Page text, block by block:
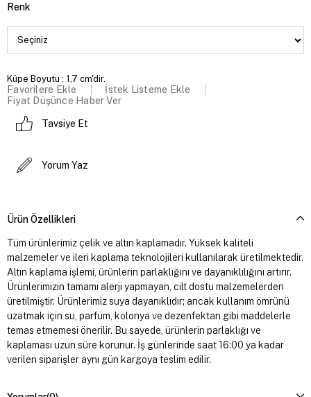
Renk
Küpe Boyutu : 1,7 cm'dir.
Favorilere Ekle
İstek Listeme Ekle
Fiyat Düşünce Haber Ver
Tavsiye Et
Yorum Yaz
Ürün Özellikleri
Tüm ürünlerimiz çelik ve altın kaplamadır. Yüksek kaliteli
malzemeler ve ileri kaplama teknolojileri kullanılarak üretilmektedir.
Altın kaplama işlemi, ürünlerin parlaklığını ve dayanıklılığını artırır.
Ürünlerimizin tamamı alerji yapmayan, cilt dostu malzemelerden
üretilmiştir. Ürünlerimiz suya dayanıklıdır; ancak kullanım ömrünü
uzatmak için su, parfüm, kolonya ve dezenfektan gibi maddelerle
temas etmemesi önerilir. Bu sayede, ürünlerin parlaklığı ve
kaplaması uzun süre korunur. İş günlerinde saat 16:00 ya kadar
verilen siparişler aynı gün kargoya teslim edilir.